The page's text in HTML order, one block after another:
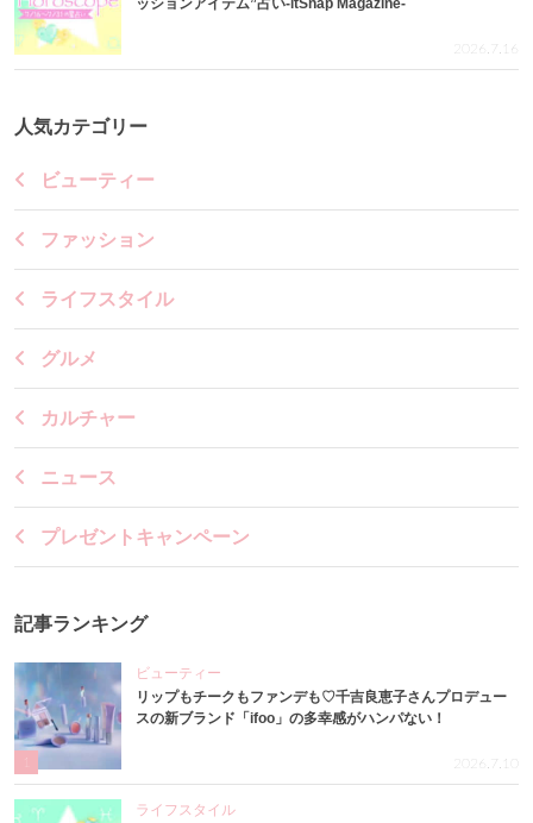
ッションアイテム”占い-itSnap Magazine-
2026.7.16
人気カテゴリー
ビューティー
ファッション
ライフスタイル
グルメ
カルチャー
ニュース
プレゼントキャンペーン
記事ランキング
ビューティー
リップもチークもファンデも♡千吉良恵子さんプロデュー
スの新ブランド「ifoo」の多幸感がハンパない！
2026.7.10
ライフスタイル